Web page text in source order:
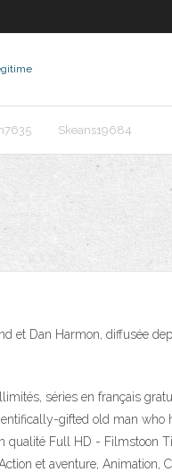
Skeans19684
et Dan Harmon, diffusée
séries en français
gifted old man
Full HD - Filmstoon
et aventure, Animation,